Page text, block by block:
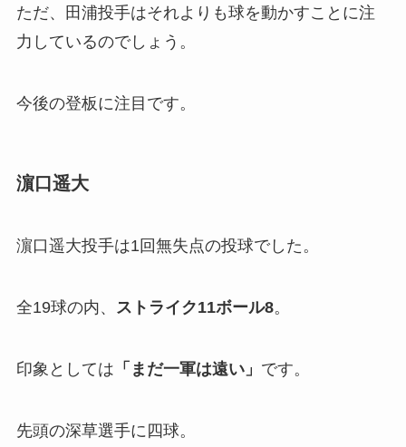
ただ、田浦投手はそれよりも球を動かすことに注
力しているのでしょう。
今後の登板に注目です。
濵口遥大
濵口遥大投手は1回無失点の投球でした。
全19球の内、 ストライク11ボール8。
印象としては 「 まだ一軍は遠い」 です。
先頭の深草選手に四球。